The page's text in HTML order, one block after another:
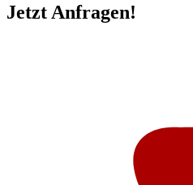
Jetzt Anfragen!